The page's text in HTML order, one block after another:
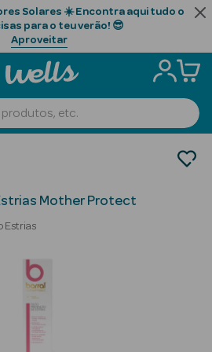
Solares ☀️ Encontra aqui tudo o
para o teu verão! 😎
Aproveitar
Mother Protect
Estrias